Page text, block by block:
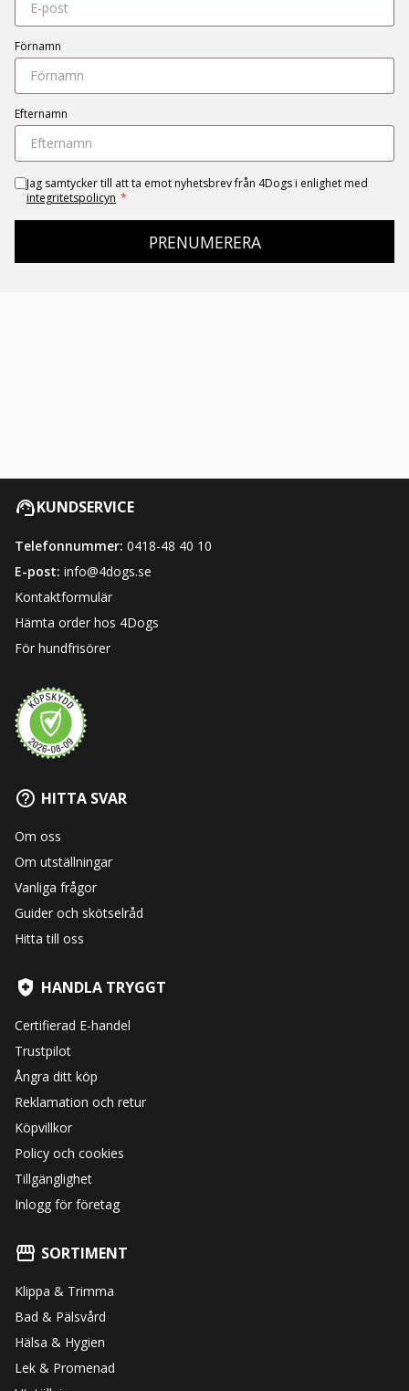
Förnamn
Efternamn
Jag samtycker till att ta emot nyhetsbrev från 4Dogs i enlighet med
integritetspolicyn *
PRENUMERERA
KUNDSERVICE
Telefonnummer: 0418-48 40 10
E-post: info@4dogs.se
Kontaktformulär
Hämta order hos 4Dogs
För hundfrisörer
HITTA SVAR
Om oss
Om utställningar
Vanliga frågor
Guider och skötselråd
Hitta till oss
HANDLA TRYGGT
Certifierad E-handel
Trustpilot
Ångra ditt köp
Reklamation och retur
Köpvillkor
Policy och cookies
Tillgänglighet
Inlogg för företag
SORTIMENT
Klippa & Trimma
Bad & Pälsvård
Hälsa & Hygien
Lek & Promenad